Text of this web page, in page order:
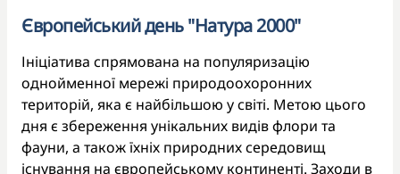
Європейський день "Натура 2000"
Ініціатива спрямована на популяризацію
однойменної мережі природоохоронних
територій, яка є найбільшою у світі. Метою цього
дня є збереження унікальних видів флори та
фауни, а також їхніх природних середовищ
існування на європейському континенті. Заходи в